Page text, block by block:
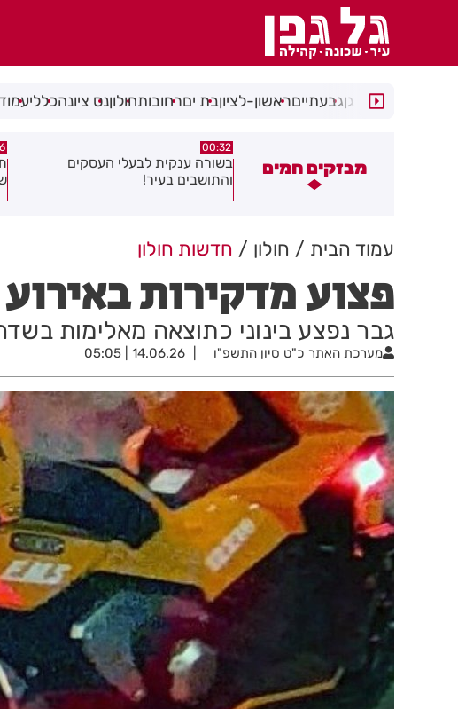
רמת גןגבעתייםראשון-לציוןבת יםרחובותחולוןנס ציונהכללי
מבזקים חמים
הסוף לקורקינטים הציבוריים בחולון
00:32
בשורה ענקית לבעלי העסקים
והתושבים בעיר!
עמוד הבית חולון חדשות חולון
פצוע מדקירות
גבר נפצע בינוני כתוצאה מאלימות
מערכת האתר כ"ט סיון התשפ"ו 14.06.26 | 05:05